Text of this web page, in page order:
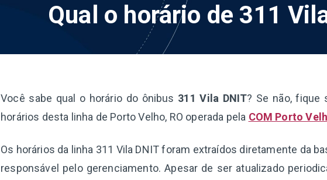
Qual o horário de 311
Você sabe qual o horário do ônibus 311 Vila DNIT? Se não, fique
horários desta linha de Porto Velho, RO operada pela COM Porto
Os horários da linha 311 Vila DNIT foram extraídos diretamente da
responsável pelo gerenciamento. Apesar de ser atualizado